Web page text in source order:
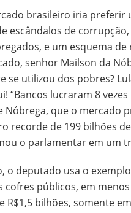
brasileiro iria
escândalos de
e um esquema
senhor Mailson da
se utilizou dos pobres?
“Bancos lucraram 8
Nóbrega, que o mercado
recorde de 199 bilhões
o parlamentar em um
o deputado usa o
cofres públicos, em
bilhões, somente